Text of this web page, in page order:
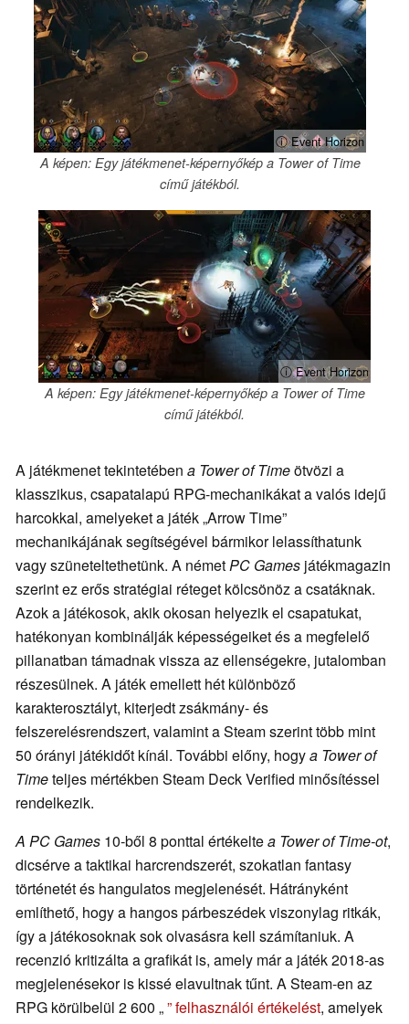
ⓘ Event Horizon
A képen: Egy játékmenet-képernyőkép a Tower of Time
című játékból.
ⓘ Event Horizon
A képen: Egy játékmenet-képernyőkép a Tower of Time
című játékból.
A játékmenet tekintetében a Tower of Timeötvözi a
klasszikus, csapatalapú RPG-mechanikákat a valós idejű
harcokkal, amelyeket a játék „Arrow Time”
mechanikájának segítségével bármikor lelassíthatunk
vagy szüneteltethetünk. A németPC Games játékmagazin
szerint ez erős stratégiai réteget kölcsönöz a csatáknak.
Azok a játékosok, akik okosan helyezik el csapatukat,
hatékonyan kombinálják képességeiket és a megfelelő
pillanatban támadnak vissza az ellenségekre, jutalomban
részesülnek. A játék emellett hét különböző
karakterosztályt, kiterjedt zsákmány- és
felszerelésrendszert, valamint a Steam szerint több mint
50 órányi játékidőt kínál. További előny, hogya Tower of
Timeteljes mértékben Steam Deck Verified minősítéssel
rendelkezik.
A PC Games 10-ből 8 ponttal értékeltea Tower of Time-ot,
dicsérve a taktikai harcrendszerét, szokatlan fantasy
történetét és hangulatos megjelenését. Hátrányként
említhető, hogy a hangos párbeszédek viszonylag ritkák,
így a játékosoknak sok olvasásra kell számítaniuk. A
recenzió kritizálta a grafikát is, amely már a játék 2018-as
megjelenésekor is kissé elavultnak tűnt. A Steam-en az
RPG körülbelül 2 600 „” felhasználói értékelést, amelyek